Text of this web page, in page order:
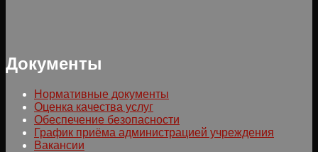
Документы
Нормативные документы
Оценка качества услуг
Обеспечение безопасности
График приёма администрацией учреждения
Вакансии